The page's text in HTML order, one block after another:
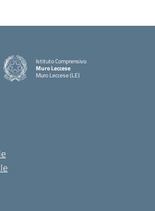
Istituto Comprensivo
Muro Leccese
Muro Leccese (LE)